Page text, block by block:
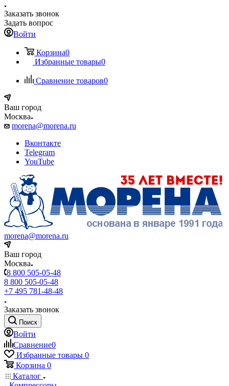
Заказать звонок
Задать вопрос
Войти
Корзина0
Избранные товары0
Сравнение товаров0
Ваш город
Москва
morena@morena.ru
Вконтакте
Telegram
YouTube
morena@morena.ru
Ваш город
Москва
8 800 505-05-48
8 800 505-05-48
+7 495 781-48-48
Заказать звонок
Поиск
Войти
Сравнение0
Избранные товары 0
Корзина 0
Каталог